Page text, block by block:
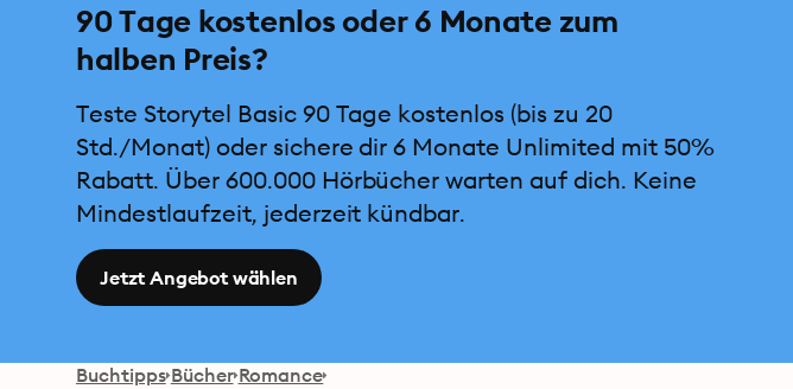
90 Tage kostenlos oder 6 Monate zum
halben Preis?
Teste Storytel Basic 90 Tage kostenlos (bis zu 20
Std./Monat) oder sichere dir 6 Monate Unlimited mit 50%
Rabatt. Über 600.000 Hörbücher warten auf dich. Keine
Mindestlaufzeit, jederzeit kündbar.
Jetzt Angebot wählen
Buchtipps Bücher Romance